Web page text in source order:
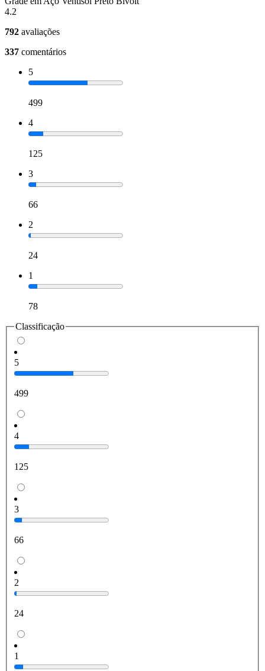
4.2
792 avaliações
337 comentários
5
499
4
125
3
66
2
24
1
78
Classificação
5
499
4
125
3
66
2
24
1